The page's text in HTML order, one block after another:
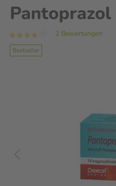
2 Bewertungen
Bestseller